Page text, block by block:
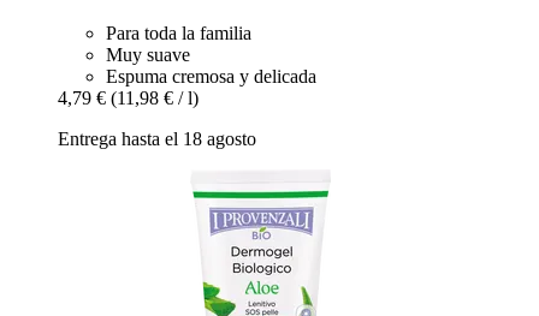
Para toda la familia
Muy suave
Espuma cremosa y delicada
4,79 € (11,98 € / l)
Entrega hasta el 18 agosto